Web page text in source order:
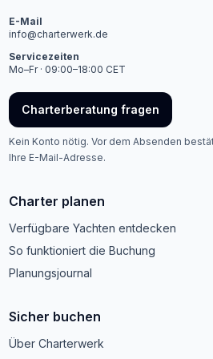
E-Mail
info@charterwerk.de
Servicezeiten
Mo–Fr · 09:00–18:00 CET
Charterberatung fragen
Kein Konto nötig. Vor dem Absenden
Ihre E-Mail-Adresse.
Charter planen
Verfügbare Yachten entdecken
So funktioniert die Buchung
Planungsjournal
Sicher buchen
Über Charterwerk